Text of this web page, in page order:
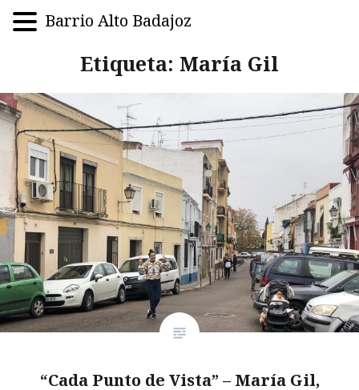
Etiqueta: María Gil
“Cada Punto de Vista” – María Gil,
Barrio Alto Badajoz